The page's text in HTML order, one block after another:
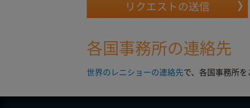
各国事務所の連絡先
世界のレニショーの連絡先で、各国事務所を